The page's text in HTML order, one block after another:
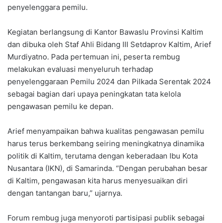
penyelenggara pemilu.
Kegiatan berlangsung di Kantor Bawaslu Provinsi Kaltim
dan dibuka oleh Staf Ahli Bidang III Setdaprov Kaltim, Arief
Murdiyatno. Pada pertemuan ini, peserta rembug
melakukan evaluasi menyeluruh terhadap
penyelenggaraan Pemilu 2024 dan Pilkada Serentak 2024
sebagai bagian dari upaya peningkatan tata kelola
pengawasan pemilu ke depan.
Arief menyampaikan bahwa kualitas pengawasan pemilu
harus terus berkembang seiring meningkatnya dinamika
politik di Kaltim, terutama dengan keberadaan Ibu Kota
Nusantara (IKN), di Samarinda. “Dengan perubahan besar
di Kaltim, pengawasan kita harus menyesuaikan diri
dengan tantangan baru,” ujarnya.
Forum rembug juga menyoroti partisipasi publik sebagai